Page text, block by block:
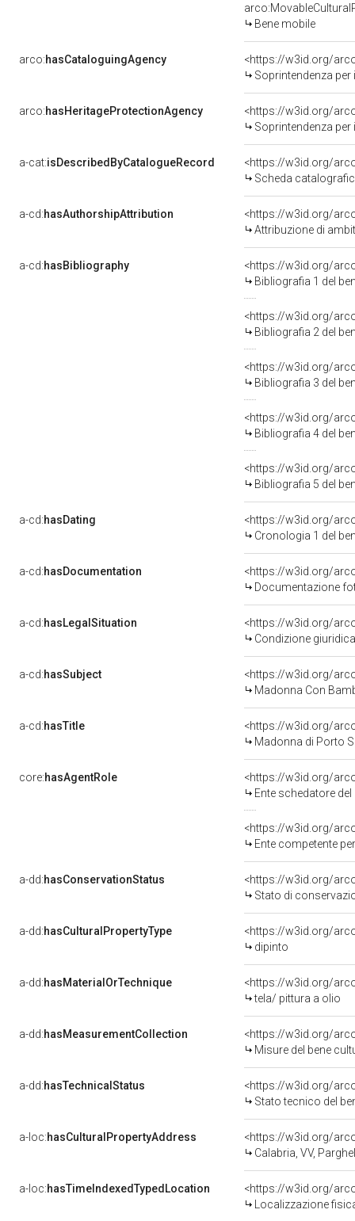
Bene mobile
arco:hasCataloguingAgency
<https://w3id.org/
Soprintendenza
arco:hasHeritageProtectionAgency
<https://w3id.org/
Soprintendenza
a-cat:isDescribedByCatalogueRecord
<https://w3id.org/
Scheda
a-cd:hasAuthorshipAttribution
<https://w3id.org/
Attribuzione di
a-cd:hasBibliography
<https://w3id.org/
Bibliografia 1 del
<https://w3id.org/
Bibliografia 2 del
<https://w3id.org/
Bibliografia 3 del
<https://w3id.org/
Bibliografia 4 del
<https://w3id.org/
Bibliografia 5 del
a-cd:hasDating
<https://w3id.org/
Cronologia 1 del
a-cd:hasDocumentation
Documentazione
a-cd:hasLegalSituation
Condizione
a-cd:hasSubject
<https://w3id.org/
Madonna Con
a-cd:hasTitle
<https://w3id.org/
Madonna di Porto
core:hasAgentRole
<https://w3id.org/
Ente schedatore del
<https://w3id.org/
Ente competente per
a-dd:hasConservationStatus
<https://w3id.org/
Stato di
a-dd:hasCulturalPropertyType
<https://w3id.org/
dipinto
a-dd:hasMaterialOrTechnique
<https://w3id.org/
tela/ pittura a olio
a-dd:hasMeasurementCollection
<https://w3id.org/
Misure del bene
a-dd:hasTechnicalStatus
<https://w3id.org/
Stato tecnico del
a-loc:hasCulturalPropertyAddress
<https://w3id.org/
Calabria, VV,
a-loc:hasTimeIndexedTypedLocation
<https://w3id.org/
Localizzazione